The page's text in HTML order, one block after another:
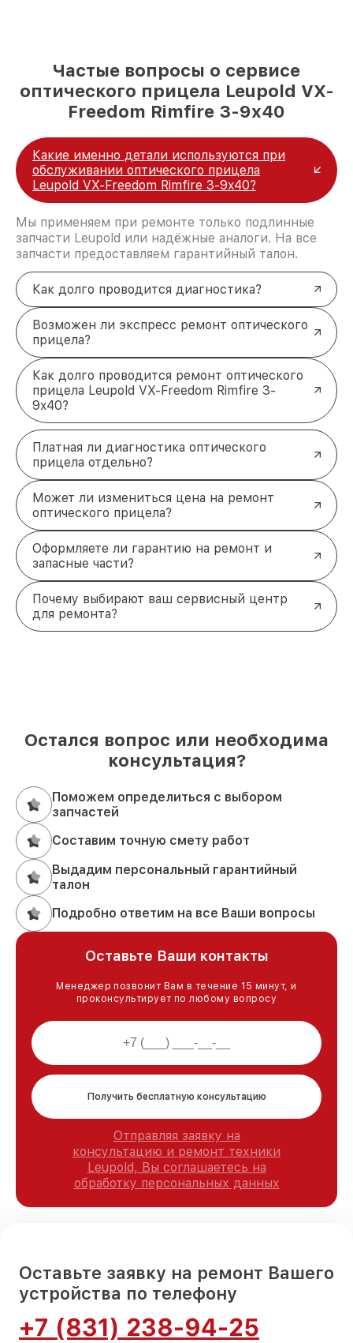
Частые вопросы о сервисе
оптического прицела Leupold VX-
Freedom Rimfire 3-9x40
Какие именно детали используются при
обслуживании оптического прицела
Leupold VX-Freedom Rimfire 3-9x40?
Мы применяем при ремонте только подлинные
запчасти Leupold или надёжные аналоги. На все
запчасти предоставляем гарантийный талон.
Как долго проводится диагностика?
Возможен ли экспресс ремонт оптического
прицела?
Как долго проводится ремонт оптического
прицела Leupold VX-Freedom Rimfire 3-
9x40?
Платная ли диагностика оптического
прицела отдельно?
Может ли измениться цена на ремонт
оптического прицела?
Оформляете ли гарантию на ремонт и
запасные части?
Почему выбирают ваш сервисный центр
для ремонта?
Остался вопрос или необходима
консультация?
Поможем определиться с выбором
запчастей
Составим точную смету работ
Выдадим персональный гарантийный
талон
Подробно ответим на все Ваши вопросы
Оставьте Ваши контакты
Менеджер позвонит Вам в течение 15 минут, и
проконсультирует по любому вопросу
Получить бесплатную консультацию
Отправляя заявку на
консультацию и ремонт техники
Leupold, Вы соглашаетесь на
обработку персональных данных
Оставьте заявку на ремонт Вашего
устройства по телефону
+7 (831) 238-94-25